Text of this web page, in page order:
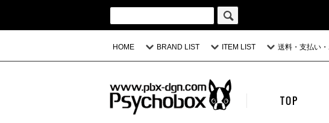
HOME BRAND LIST ITEM LIST 送料・支払い
TOP